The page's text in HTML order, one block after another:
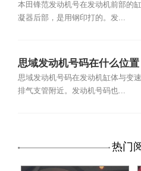
本田锋范发动机号在发动机前部的
凝器后部，是用钢印打的。发...
思域发动机号码在什么位置
思域发动机号码在发动机缸体与变
排气支管附近。发动机号码也...
热门